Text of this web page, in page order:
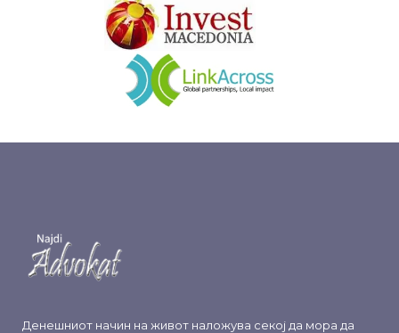
Денешниот начин на живот наложува секој да мора да